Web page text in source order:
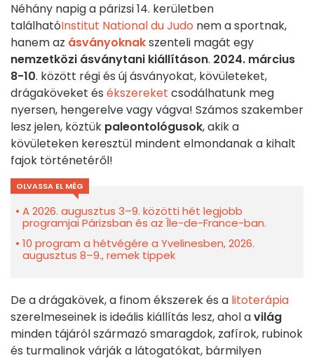
Néhány napig a párizsi 14. kerületben
találhatóInstitut National du Judo nem a sportnak,
hanem az ásványoknakszenteli magát egy
nemzetközi ásványtani kiállításon. 2024. március
8-10. között régi és új ásványokat, kövületeket,
drágaköveket és ékszereket csodálhatunk meg
nyersen, hengerelve vagy vágva! Számos szakember
lesz jelen, köztük paleontológusok, akik a
kövületeken keresztül mindent elmondanak a kihalt
fajok történetéről!
OLVASSA EL MÉG
A 2026. augusztus 3–9. közötti hét legjobb
programjai Párizsban és az Île-de-France-ban.
10 program a hétvégére a Yvelinesben, 2026.
augusztus 8–9., remek tippek
De a drágakövek, a finom ékszerek és a litoterápia
szerelmeseinek is ideális kiállítás lesz, ahol avilág
minden tájáról származó smaragdok, zafírok, rubinok
és turmalinok várják a látogatókat, bármilyen